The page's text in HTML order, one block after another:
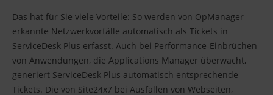
Das hat für Sie viele Vorteile: So werden von OpManager
erkannte Netzwerkvorfälle automatisch als Tickets in
ServiceDesk Plus erfasst. Auch bei Performance-Einbrüchen
von Anwendungen, die Applications Manager überwacht,
generiert ServiceDesk Plus automatisch entsprechende
Tickets. Die von Site24x7 bei Ausfällen von Webseiten,